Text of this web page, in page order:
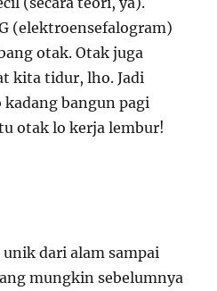
(elektroensefalogram)
otak. Otak juga
kita tidur, lho. Jadi
bangun pagi
otak lo kerja lembur!
dari alam sampai
mungkin sebelumnya